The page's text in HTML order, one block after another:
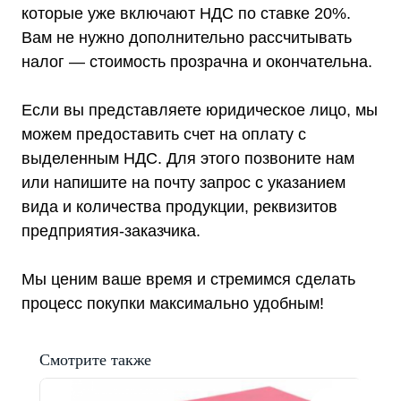
которые уже включают НДС по ставке 20%.
Вам не нужно дополнительно рассчитывать
налог — стоимость прозрачна и окончательна.
Если вы представляете юридическое лицо, мы
можем предоставить счет на оплату с
выделенным НДС. Для этого позвоните нам
или напишите на почту запрос с указанием
вида и количества продукции, реквизитов
предприятия-заказчика.
Мы ценим ваше время и стремимся сделать
процесс покупки максимально удобным!
Смотрите также
Аксессуары
Покупателям
Доставка
Оплата
Гарантии
Акции
Статьи
Контакты
+7 (495) 150-17-07